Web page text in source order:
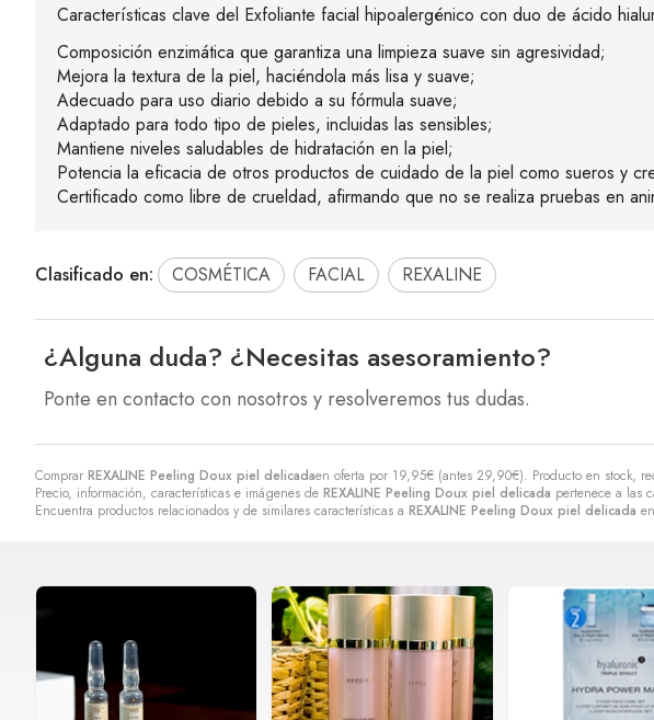
Comprar REXALINE Peeling Doux piel delicadaen oferta por 19,95€ (antes 29,90€). Producto en stock,
Precio, información, características e imágenes de REXALINE Peeling Doux piel delicada pertenece a las
Encuentra productos relacionados y de similares características a REXALINE Peeling Doux piel delicada
Características clave del Exfoliante facial hipoalergénico con duo de ácido
Composición enzimática que garantiza una limpieza suave sin agresividad;
Mejora la textura de la piel, haciéndola más lisa y suave;
Adecuado para uso diario debido a su fórmula suave;
Adaptado para todo tipo de pieles, incluidas las sensibles;
Mantiene niveles saludables de hidratación en la piel;
Potencia la eficacia de otros productos de cuidado de la piel como sueros y
Certificado como libre de crueldad, afirmando que no se realiza pruebas en
Clasificado en: COSMÉTICA FACIAL REXALINE
¿Alguna duda? ¿Necesitas asesoramiento?
Ponte en contacto con nosotros y resolveremos tus dudas.